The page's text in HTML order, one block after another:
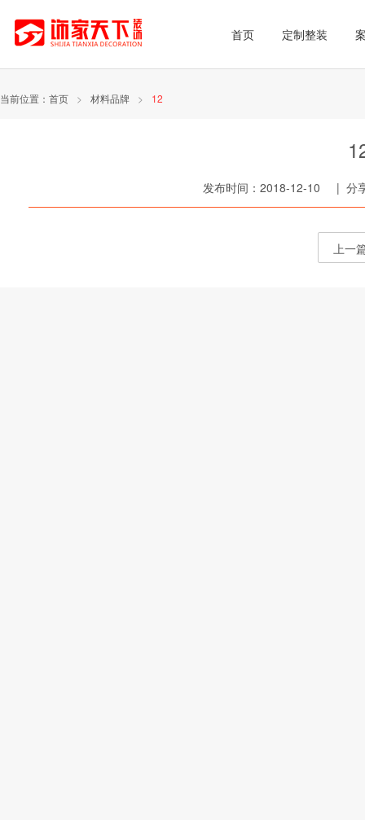
首页 定制整装
当前位置： 首页 > 材料品牌 > 12
发布时间：2018-12-10 | 分
上一